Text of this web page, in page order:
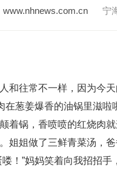
www.nhnews.com.cn宁海
往常不一样，因为今天
葱姜爆香的油锅里滋啦
着锅，香喷喷的红烧肉就
姐做了三鲜青菜汤，爸
”妈妈笑着向我招招手